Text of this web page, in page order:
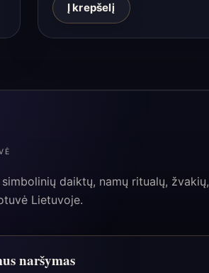
Į krepšelį
daiktų, namų ritualų, žvakių,
Lietuvoje.
naršymas